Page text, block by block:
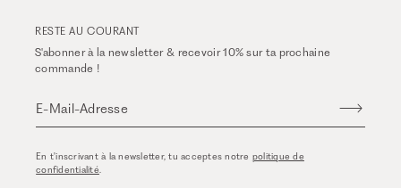
RESTE AU COURANT
S'abonner à la newsletter & recevoir 10% sur ta prochaine
commande !
E-Mail-Adresse
En t'inscrivant à la newsletter, tu acceptes notre politique de
confidentialité.